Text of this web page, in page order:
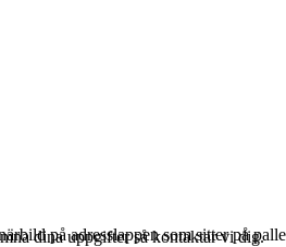
dina uppgifter så kontaktar vi dig.
på adresslappen som sitter på